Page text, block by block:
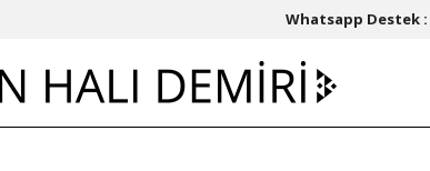
Whatsapp Destek :